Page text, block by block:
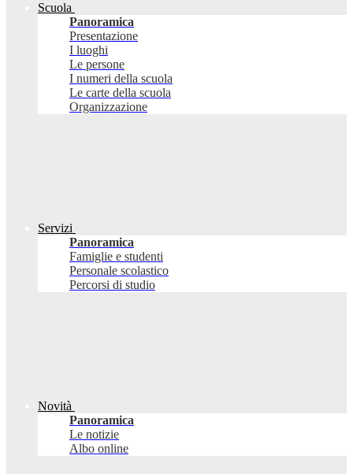
Scuola
Panoramica
Presentazione
I luoghi
Le persone
I numeri della scuola
Le carte della scuola
Organizzazione
Servizi
Panoramica
Famiglie e studenti
Personale scolastico
Percorsi di studio
Novità
Panoramica
Le notizie
Albo online